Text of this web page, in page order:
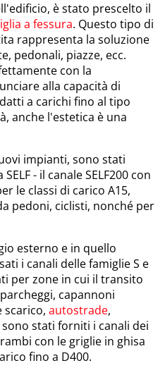
è stato prescelto il
a fessura. Questo tipo di
rappresenta la soluzione
pedonali, piazze, ecc.
con la
alla capacità di
a carichi fino al tipo
anche l'estetica è una
impianti, sono stati
- il canale SELF200 con
le classi di carico A15,
pedoni, ciclisti, nonché per
esterno e in quello
i canali delle famiglie S e
per zone in cui il transito
capannoni
scarico, autostrade,
stati forniti i canali dei
con le griglie in ghisa
fino a D400.